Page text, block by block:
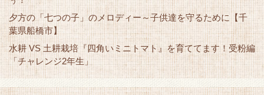
夕方の「七つの子」のメロディー～子供達を守るために【千
葉県船橋市】
水耕 VS 土耕栽培『四角いミニトマト』を育ててます！受粉編
「チャレンジ2年生」